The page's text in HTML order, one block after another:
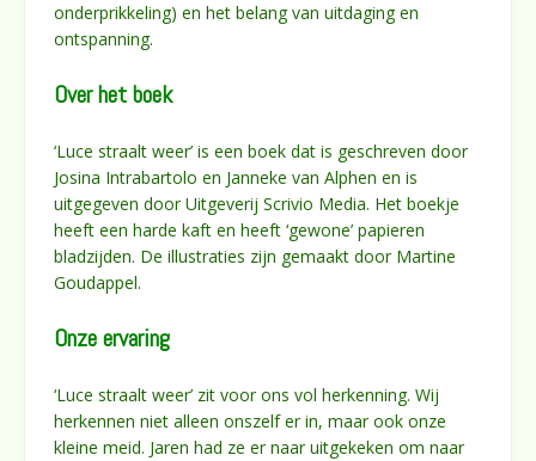
onderprikkeling) en het belang van uitdaging en
ontspanning.
Over het boek
‘Luce straalt weer’ is een boek dat is geschreven door
Josina Intrabartolo en Janneke van Alphen en is
uitgegeven door Uitgeverij Scrivio Media. Het boekje
heeft een harde kaft en heeft ‘gewone’ papieren
bladzijden. De illustraties zijn gemaakt door Martine
Goudappel.
Onze ervaring
‘Luce straalt weer’ zit voor ons vol herkenning. Wij
herkennen niet alleen onszelf er in, maar ook onze
kleine meid. Jaren had ze er naar uitgekeken om naar